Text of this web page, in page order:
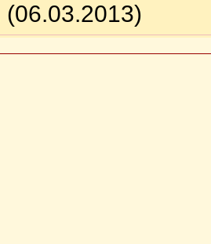
(06.03.2013)